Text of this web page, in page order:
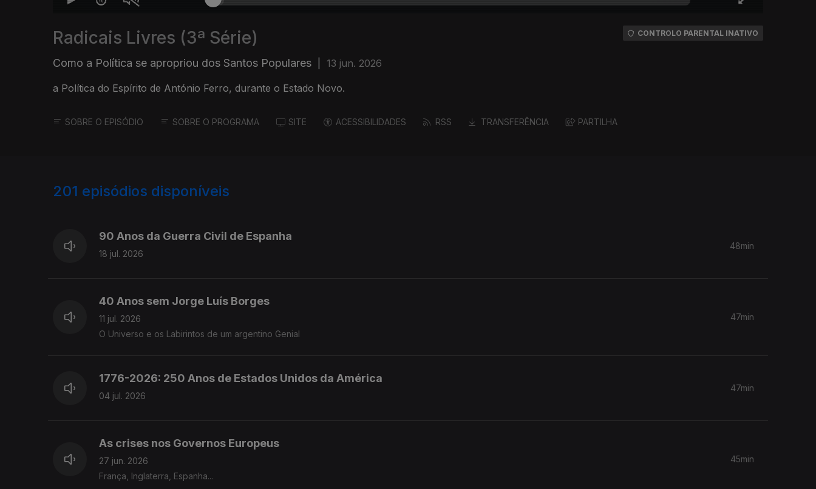
Radicais Livres (3ª Série)
Como a Política se apropriou dos Santos Populares 13 jun. 2026
a Política do Espírito de António Ferro, durante o Estado Novo.
CONTROLO PARENTAL INATIVO
SOBRE O EPISÓDIO SOBRE O PROGRAMA SITE ACESSIBILIDADES RSS TRANSFERÊNCIA PARTILHA
201 episódios disponíveis
90 Anos da Guerra Civil de Espanha
18 jul. 2026
48min
40 Anos sem Jorge Luís Borges
11 jul. 2026
O Universo e os Labirintos de um argentino Genial
47min
1776-2026: 250 Anos de Estados Unidos da América
04 jul. 2026
47min
As crises nos Governos Europeus
27 jun. 2026
França, Inglaterra, Espanha...
45min